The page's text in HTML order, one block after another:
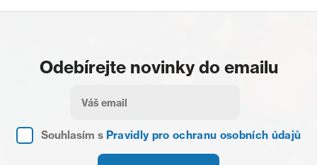
Odebírejte novinky do emailu
Souhlasím s Pravidly pro ochranu osobních údajů